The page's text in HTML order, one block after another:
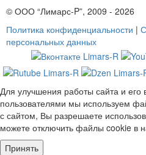
© ООО “Лимарс-P”, 2009 - 2026
Политика конфиденциальности |
персональных данных
Для улучшения работы сайта и его
пользователями мы используем
с сайтом, Вы разрешаете
можете отключить файлы cookie в
Принять